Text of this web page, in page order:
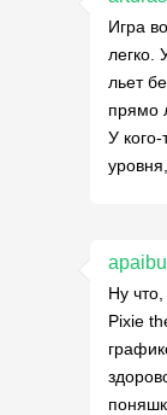
Игра
легко.
льет
прямо
У
Ну
Pixie